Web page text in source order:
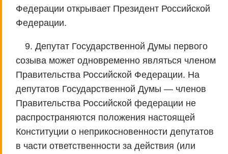
Федерации открывает Президент Российской
Федерации.
9. Депутат Государственной Думы первого
созыва может одновременно являться членом
Правительства Российской Федерации. На
депутатов Государственной Думы — членов
Правительства Российской федерации не
распространяются положения настоящей
Конституции о неприкосновенности депутатов
в части ответственности за действия (или